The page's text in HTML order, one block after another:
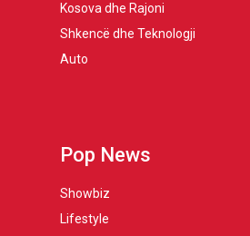
Kosova dhe Rajoni
Shkencë dhe Teknologji
Auto
Pop News
Showbiz
Lifestyle